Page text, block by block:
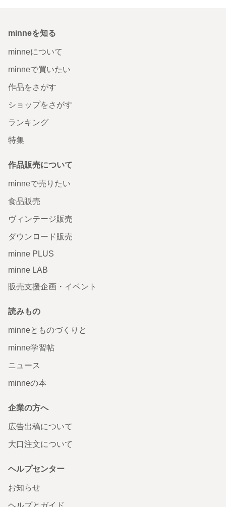
minneを知る
minneについて
minneで買いたい
作品をさがす
ショップをさがす
ランキング
特集
作品販売について
minneで売りたい
食品販売
ヴィンテージ販売
ダウンロード販売
minne PLUS
minne LAB
販売支援企画・イベント
読みもの
minneとものづくりと
minne学習帖
ニュース
minneの本
企業の方へ
広告出稿について
大口注文について
ヘルプセンター
お知らせ
ヘルプとガイド